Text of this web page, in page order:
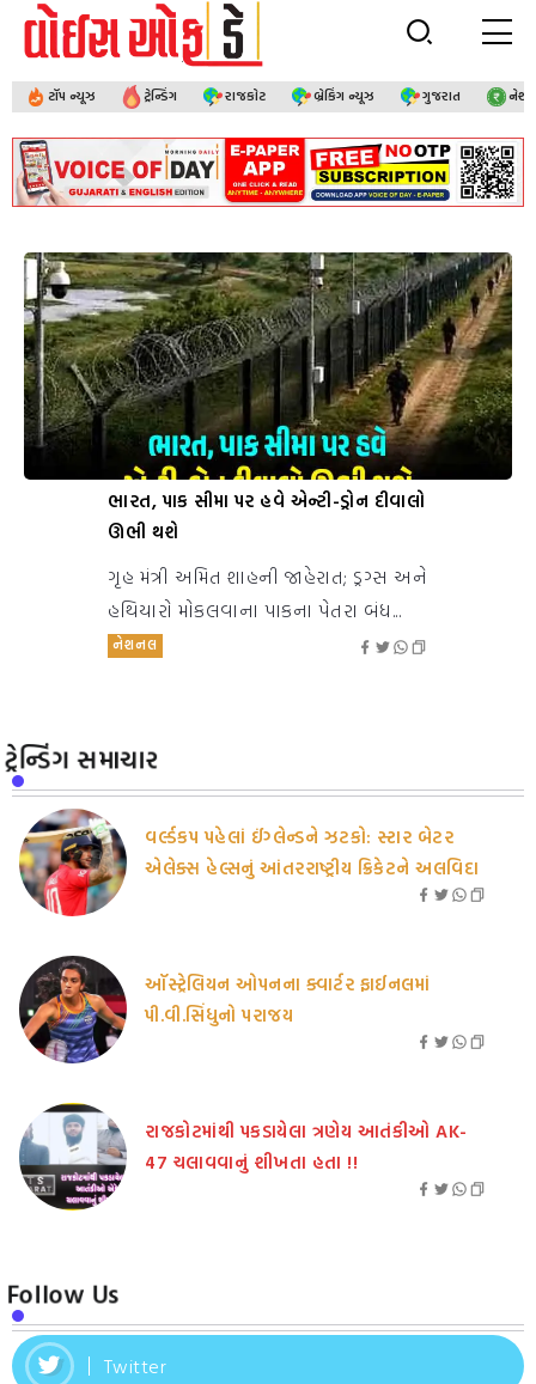
ટૉપ ન્યૂઝ ટ્રેન્ડિંગ રાજકોટ બ્રેકિંગ ન્યૂઝ ગુજરાત
ભારત, પાક સીમા પર હવે એન્ટી-ડ્રોન દીવાલો
ઊભી થશે
ગૃહ મંત્રી અમિત શાહની જાહેરાત; ડ્રગ્સ અને
હથિયારો મોકલવાના પાકના પેતરા બંધ...
નેશનલ
ટ્રેન્ડિંગ સમાચાર
વર્લ્ડકપ પહેલાં ઈંગ્લેન્ડને ઝટકો: સ્ટાર બેટર
એલેક્સ હેલ્સનું આંતરરાષ્ટ્રીય ક્રિકેટને અલવિદા
ઑસ્ટ્રેલિયન ઓપનના ક્વાર્ટર ફાઈનલમાં
પી.વી.સિંધુનો પરાજય
રાજકોટમાંથી પકડાયેલા ત્રણેય આતંકીઓ AK-
47 ચલાવવાનું શીખતા હતા !!
Follow Us
Twitter